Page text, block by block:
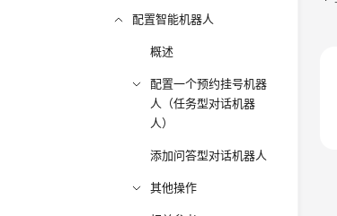
配置智能机器人
概述
配置一个预约挂号机器
人（任务型对话机器
人）
添加问答型对话机器人
其他操作